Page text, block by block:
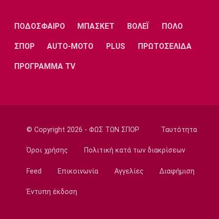
συγγνώμη για την καταγγελία
17:45
Παγκόσμιο Πρωτάθλημα Κ20: Πέμπτη θέση
Ολυμπιακού ο Τζος Ντόιγκ»
17:14
Παγκόσμιο Πρωτάθλημα Κ20: Δεύτερο
ΠΟΔΟΣΦΑΙΡΟ ΜΠΑΣΚΕΤ ΒΟΛΕΪ ΠΟΛΟ
ΣΠΟΡ AUTO-MOTO PLUS ΠΡΩΤΟΣΕΛΙΔΑ
ΠΡΟΓΡΑΜΜΑ TV
© Copyright 2026 - ΦΩΣ ΤΩΝ ΣΠΟΡ Ταυτότητα
Όροι χρήσης Πολιτική κατά των διακρίσεων
Feed Επικοινωνία Αγγελίες Διαφήμιση
Έντυπη έκδοση